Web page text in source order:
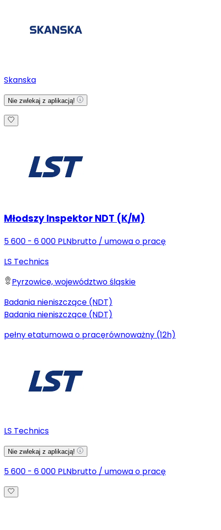
Skanska
Nie zwlekaj z aplikacją!
Młodszy Inspektor NDT (K/M)
5 600 - 6 000 PLNbrutto / umowa o pracę
LS Technics
Pyrzowice, województwo śląskie
Badania nieniszczące (NDT)
Badania nieniszczące (NDT)
pełny etatumowa o pracęrównoważny (12h)
LS Technics
Nie zwlekaj z aplikacją!
5 600 - 6 000 PLNbrutto / umowa o pracę